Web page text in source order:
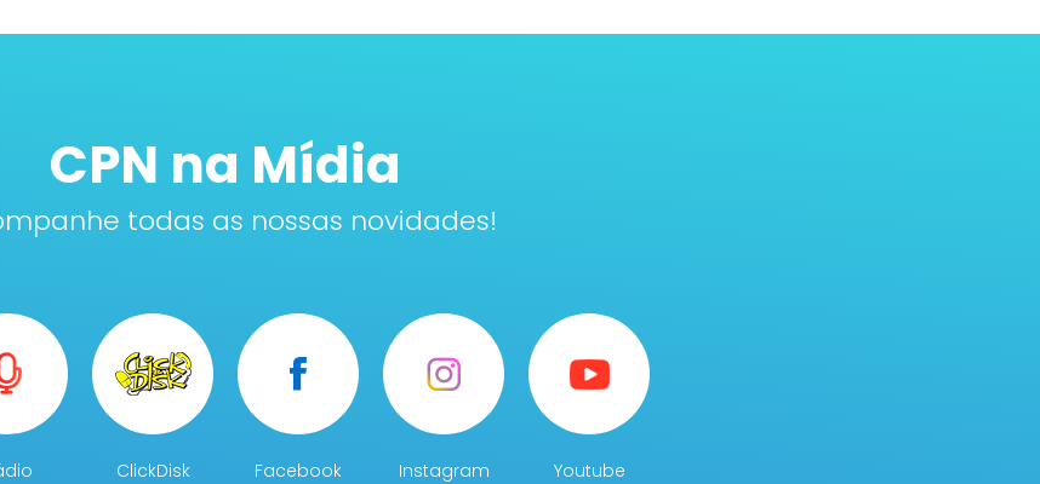
CPN na Mídia
todas as nossas novidades!
ClickDisk Facebook Instagram Youtube